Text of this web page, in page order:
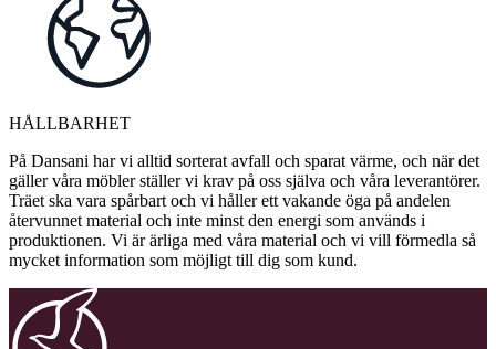
HÅLLBARHET
På Dansani har vi alltid sorterat avfall och sparat värme, och när det
gäller våra möbler ställer vi krav på oss själva och våra leverantörer.
Träet ska vara spårbart och vi håller ett vakande öga på andelen
återvunnet material och inte minst den energi som används i
produktionen. Vi är ärliga med våra material och vi vill förmedla så
mycket information som möjligt till dig som kund.